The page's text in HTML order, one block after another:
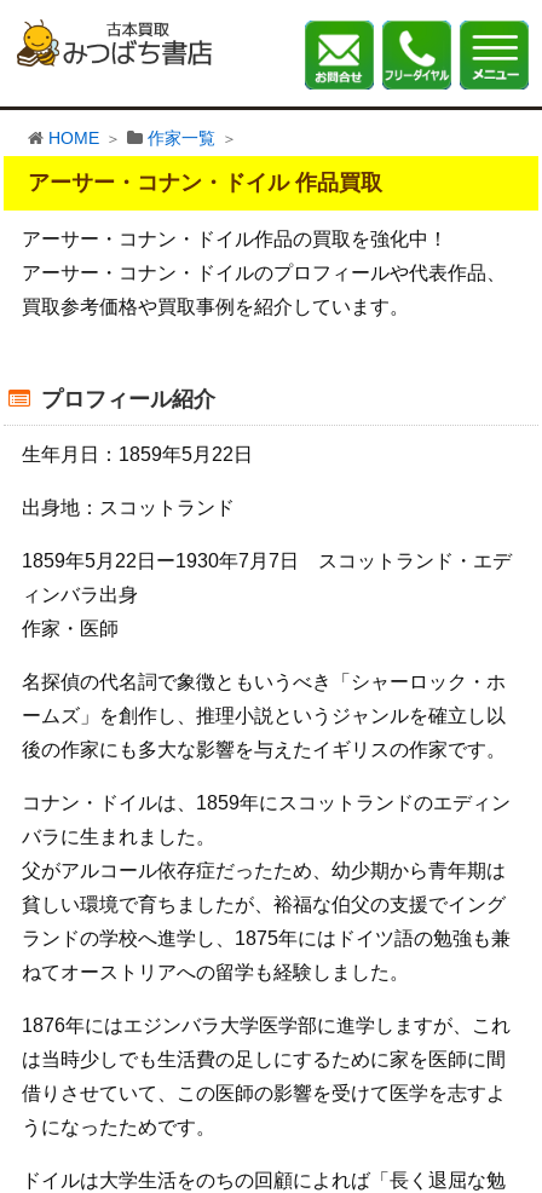
HOME 作家一覧
アーサー・コナン・ドイル 作品買取
アーサー・コナン・ドイル作品の買取を強化中！
アーサー・コナン・ドイルのプロフィールや代表作品、
買取参考価格や買取事例を紹介しています。
プロフィール紹介
生年月日：1859年5月22日
出身地：スコットランド
1859年5月22日ー1930年7月7日 スコットランド・エデ
ィンバラ出身
作家・医師
名探偵の代名詞で象徴ともいうべき「シャーロック・ホ
ームズ」を創作し、推理小説というジャンルを確立し以
後の作家にも多大な影響を与えたイギリスの作家です。
コナン・ドイルは、1859年にスコットランドのエディン
バラに生まれました。
父がアルコール依存症だったため、幼少期から青年期は
貧しい環境で育ちましたが、裕福な伯父の支援でイング
ランドの学校へ進学し、1875年にはドイツ語の勉強も兼
ねてオーストリアへの留学も経験しました。
1876年にはエジンバラ大学医学部に進学しますが、これ
は当時少しでも生活費の足しにするために家を医師に間
借りさせていて、この医師の影響を受けて医学を志すよ
うになったためです。
ドイルは大学生活をのちの回顧によれば「長く退屈な勉